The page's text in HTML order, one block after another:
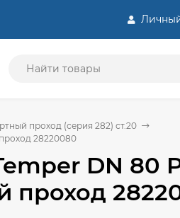
проход (серия 282) ст.20
28220080
DN 80
проход